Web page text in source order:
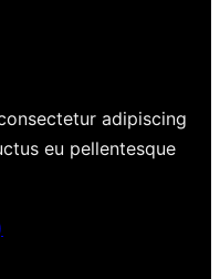
adipiscing
eu pellentesque